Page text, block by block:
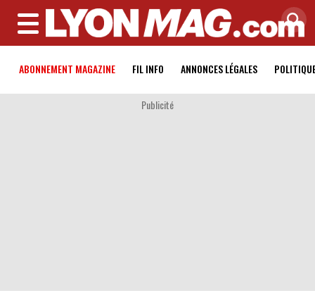
MENU
ABONNEMENT MAGAZINE FIL INFO ANNONCES LÉGALES
Publicité